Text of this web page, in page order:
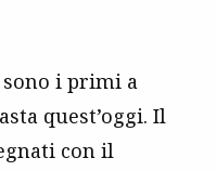
i primi a
quest’oggi. Il
con il